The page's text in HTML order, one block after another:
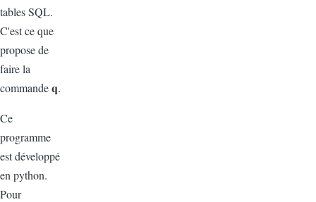
tables SQL.
C'est ce que
propose de
faire la
commandeq.
Ce
programme
est développé
en python.
Pour